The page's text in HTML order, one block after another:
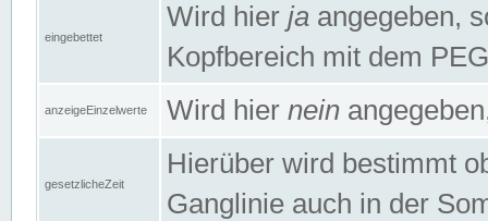
eingebettet
Wird hier ja angegeben,
Kopfbereich mit dem
anzeigeEinzelwerte Wird hier nein
gesetzlicheZeit
Hierüber wird bestimmt
Ganglinie auch in der